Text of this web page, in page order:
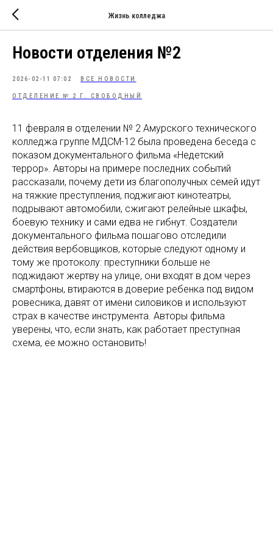
Жизнь колледжа
Новости отделения №2
2026-02-11 07:02 ВСЕ НОВОСТИ
ОТДЕЛЕНИЕ № 2 Г. СВОБОДНЫЙ
11 февраля в отделении № 2 Амурского технического
колледжа группе МДСМ-12 была проведена беседа с
показом документального фильма «Недетский
террор». Авторы на примере последних событий
рассказали, почему дети из благополучных семей идут
на тяжкие преступления, поджигают кинотеатры,
подрывают автомобили, сжигают релейные шкафы,
боевую технику и сами едва не гибнут. Создатели
документального фильма пошагово отследили
действия вербовщиков, которые следуют одному и
тому же протоколу: преступники больше не
поджидают жертву на улице, они входят в дом через
смартфоны, втираются в доверие ребенка под видом
ровесника, давят от имени силовиков и используют
страх в качестве инструмента. Авторы фильма
уверены, что, если знать, как работает преступная
схема, ее можно остановить!